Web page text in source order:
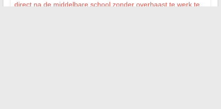
direct na de middelbare school zonder overhaast te werk te